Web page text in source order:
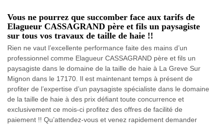
Vous ne pourrez que succomber face aux tarifs de
Elagueur CASSAGRAND père et fils un paysagiste
sur tous vos travaux de taille de haie !!
Rien ne vaut l’excellente performance faite des mains d’un
professionnel comme Elagueur CASSAGRAND père et fils un
paysagiste dans le domaine de la taille de haie à La Greve Sur
Mignon dans le 17170. Il est maintenant temps à présent de
profiter de l’expertise d’un paysagiste spécialiste dans le domaine
de la taille de haie à des prix défiant toute concurrence et
exclusivement ce mois-ci profitez des offres de facilité de
paiement !! Qu’attendez-vous et venez rapidement demander